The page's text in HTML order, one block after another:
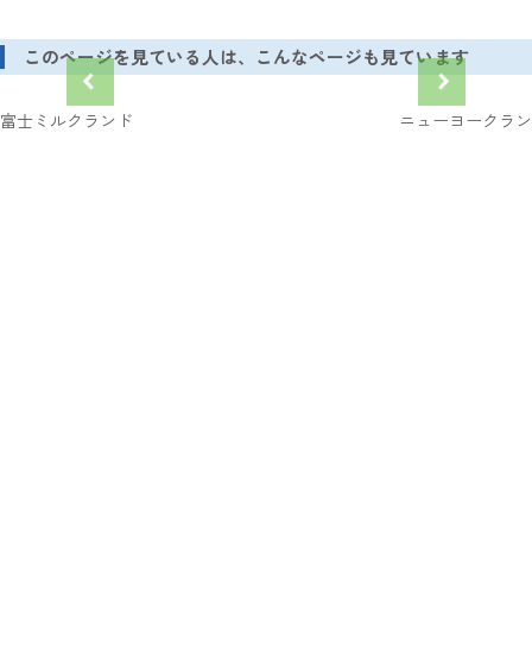
このページを見ている人は、こんなページも見ています
富士ミルクランド ニューヨークラ